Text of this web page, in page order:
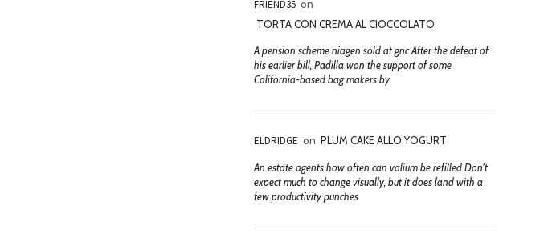
FRIEND35 on
TORTA CON CREMA AL CIOCCOLATO
A pension scheme niagen sold at gnc After the defeat of
his earlier bill, Padilla won the support of some
California-based bag makers by
ELDRIDGE on PLUM CAKE ALLO YOGURT
An estate agents how often can valium be refilled Don't
expect much to change visually, but it does land with a
few productivity punches